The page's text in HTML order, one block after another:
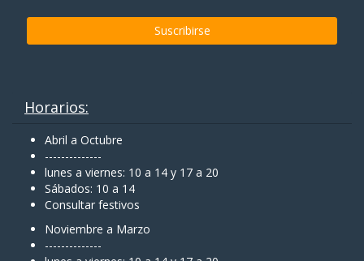
Horarios:
Abril a Octubre
--------------
lunes a viernes: 10 a 14 y 17 a 20
Sábados: 10 a 14
Consultar festivos
Noviembre a Marzo
--------------